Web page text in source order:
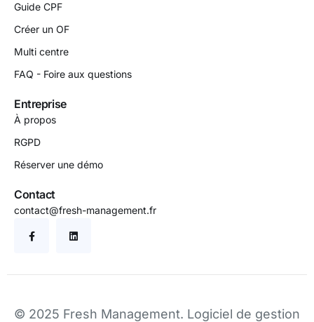
Guide CPF
Créer un OF
Multi centre
FAQ - Foire aux questions
Entreprise
À propos
RGPD
Réserver une démo
Contact
contact@fresh-management.fr
© 2025 Fresh Management. Logiciel de gestion